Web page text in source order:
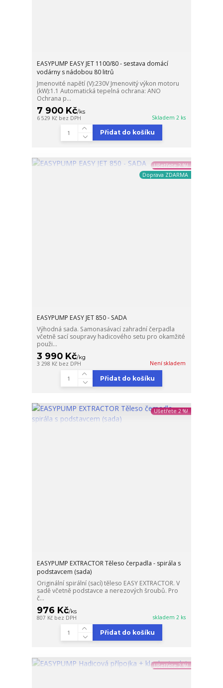
EASYPUMP EASY JET 1100/80 - sestava domácí
vodárny s nádobou 80 litrů
Jmenovité napětí (V):230V Jmenovitý výkon motoru
(kW):1.1 Automatická tepelná ochrana: ANO
Ochrana p...
7 900 Kč/ks
6 529 Kč bez DPH Skladem 2 ks
Přidat do košíku
Ušetřete 2 %!
Doprava ZDARMA
EASYPUMP EASY JET 850 - SADA
Výhodná sada. Samonasávací zahradní čerpadla
včetně sací soupravy hadicového setu pro okamžité
použi...
3 990 Kč/kg
3 298 Kč bez DPH Není skladem
Přidat do košíku
Ušetřete 2 %!
EASYPUMP EXTRACTOR Těleso čerpadla - spirála s
podstavcem (sada)
Originální spirální (sací) těleso EASY EXTRACTOR. V
sadě včetně podstavce a nerezových šroubů. Pro
č...
976 Kč/ks
807 Kč bez DPH skladem 2 ks
Přidat do košíku
Ušetřete 2 %!